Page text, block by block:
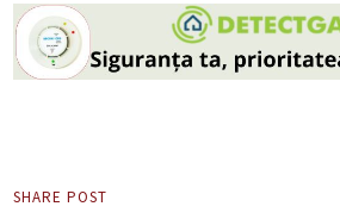
SHARE POST